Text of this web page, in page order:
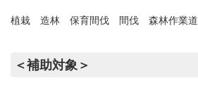
植栽 造林 保育間伐 間伐 森林作業道
＜補助対象＞